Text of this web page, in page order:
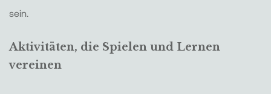
sein.
Aktivitäten, die Spielen und Lernen
vereinen